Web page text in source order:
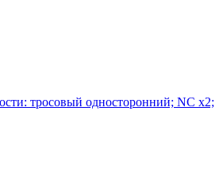
тросовый односторонний; NC x2;